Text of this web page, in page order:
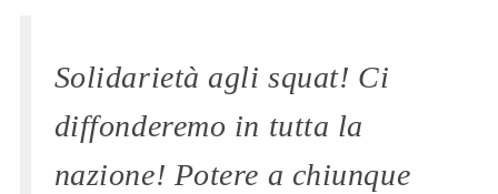
Solidarietà agli squat! Ci
diffonderemo in tutta la
nazione! Potere a chiunque